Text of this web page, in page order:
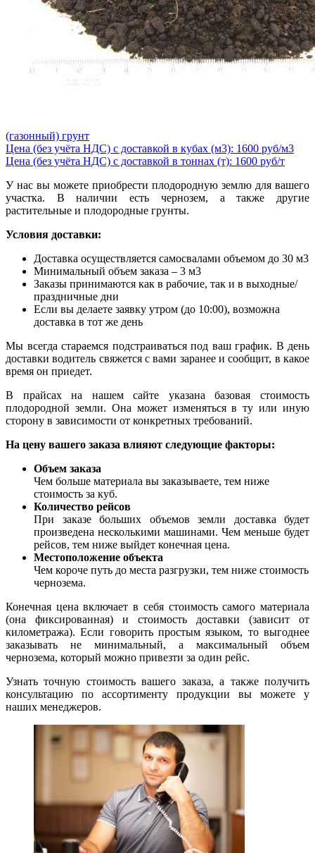
(газонный) грунт
Цена (без учёта НДС) с доставкой в кубах (м3): 1600 руб/м3
Цена (без учёта НДС) с доставкой в тоннах (т): 1600 руб/т
У нас вы можете приобрести плодородную землю для вашего
участка. В наличии есть чернозем, а также другие
растительные и плодородные грунты.
Условия доставки:
Доставка осуществляется самосвалами объемом до 30 м3
Минимальный объем заказа – 3 м3
Заказы принимаются как в рабочие, так и в выходные/
праздничные дни
Если вы делаете заявку утром (до 10:00), возможна
доставка в тот же день
Мы всегда стараемся подстраиваться под ваш график. В день
доставки водитель свяжется с вами заранее и сообщит, в какое
время он приедет.
В прайсах на нашем сайте указана базовая стоимость
плодородной земли. Она может изменяться в ту или иную
сторону в зависимости от конкретных требований.
На цену вашего заказа влияют следующие факторы:
Объем заказа
Чем больше материала вы заказываете, тем ниже
стоимость за куб.
Количество рейсов
При заказе больших объемов земли доставка будет
произведена несколькими машинами. Чем меньше будет
рейсов, тем ниже выйдет конечная цена.
Местоположение объекта
Чем короче путь до места разгрузки, тем ниже стоимость
чернозема.
Конечная цена включает в себя стоимость самого материала
(она фиксированная) и стоимость доставки (зависит от
километража). Если говорить простым языком, то выгоднее
заказывать не минимальный, а максимальный объем
чернозема, который можно привезти за один рейс.
Узнать точную стоимость вашего заказа, а также получить
консультацию по ассортименту продукции вы можете у
наших менеджеров.